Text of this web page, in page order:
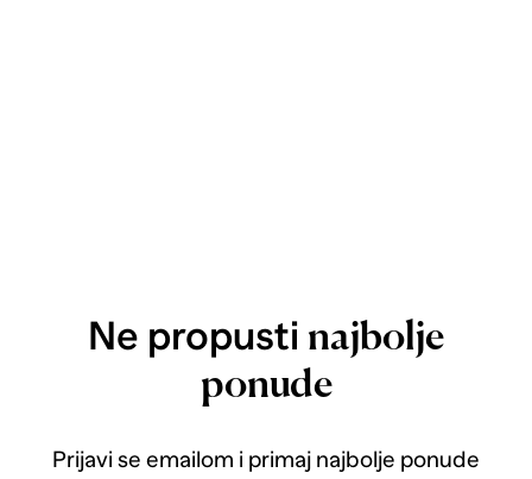
Ne propusti najbolje
ponude
Prijavi se emailom i primaj najbolje ponude